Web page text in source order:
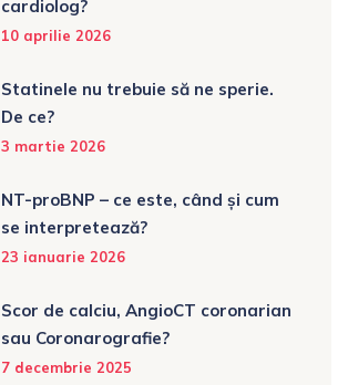
cardiolog?
10 aprilie 2026
Statinele nu trebuie să ne sperie.
De ce?
3 martie 2026
NT-proBNP – ce este, când și cum
se interpretează?
23 ianuarie 2026
Scor de calciu, AngioCT coronarian
sau Coronarografie?
7 decembrie 2025